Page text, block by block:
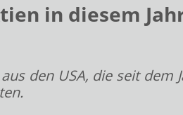
in diesem
den USA, die seit dem